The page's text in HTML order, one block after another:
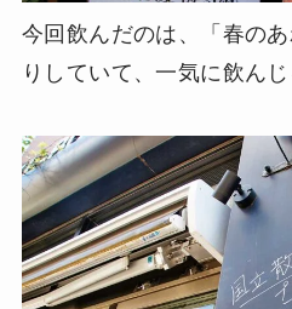
今回飲んだのは、「春の
りしていて、一気に飲んじ